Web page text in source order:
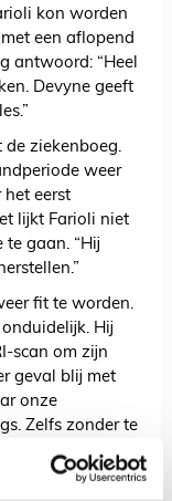
kon worden
een aflopend
antwoord: “Heel
Devyne geeft
de ziekenboeg.
weer
het eerst
lijkt Farioli niet
gaan. “Hij
fit te worden.
Hij
scan om zijn
geval blij met
onze
Zelfs zonder te